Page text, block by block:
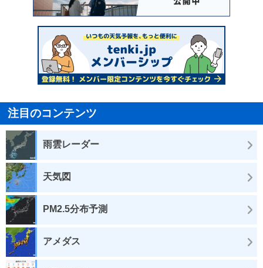
注目のコンテンツ
雨雲レーダー
天気図
PM2.5分布予測
アメダス